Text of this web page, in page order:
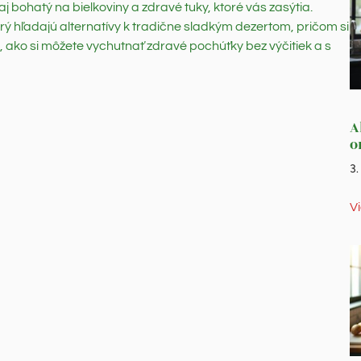
bohatý na bielkoviny a zdravé tuky, ktoré vás zasýtia.
hľadajú alternatívy k tradične sladkým dezertom, pričom si
si môžete vychutnať zdravé pochúťky bez výčitiek a s